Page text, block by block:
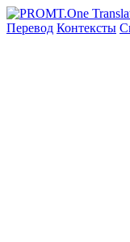
Перевод Контексты